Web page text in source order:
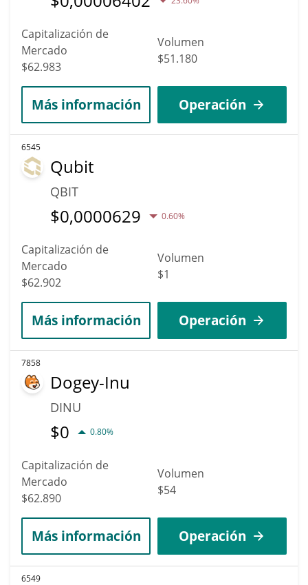
Capitalización de
Mercado
$62.983
Volumen
$51.180
Más información Operación
6545
Qubit
QBIT
$0,0000629 0.60%
Capitalización de
Mercado
$62.902
Volumen
$1
Más información Operación
7858
Dogey-Inu
DINU
$0 0.80%
Capitalización de
Mercado
$62.890
Volumen
$54
Más información Operación
6549